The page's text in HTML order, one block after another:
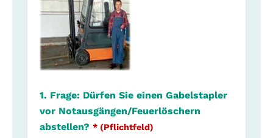
1. Frage: Dürfen Sie einen Gabelstapler
vor Notausgängen/Feuerlöschern
abstellen? * (Pflichtfeld)